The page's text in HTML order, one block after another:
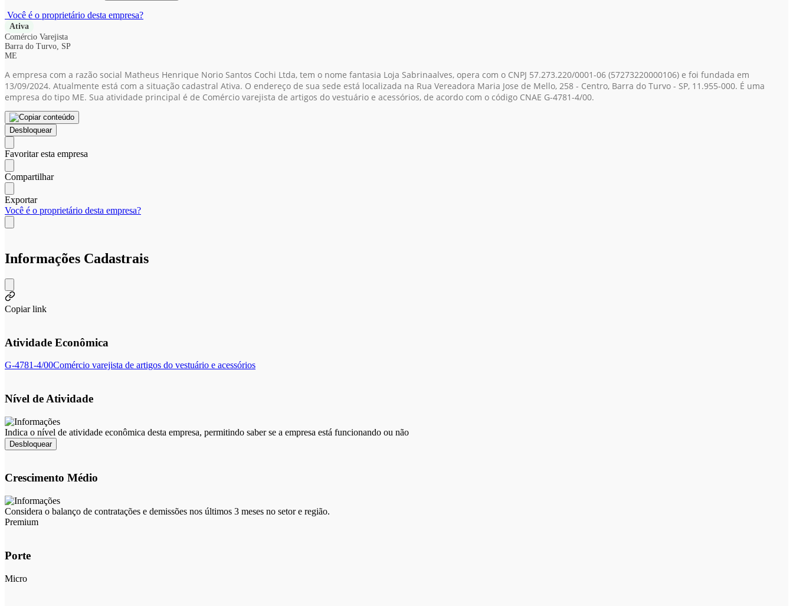
Você é o proprietário desta empresa?
Ativa
Comércio Varejista
Barra do Turvo, SP
ME
A empresa com a razão social Matheus Henrique Norio Santos Cochi Ltda, tem o nome fantasia Loja Sabrinaalves, opera com o CNPJ 57.273.220/0001-06 (57273220000106) e foi fundada em
13/09/2024. Atualmente está com a situação cadastral Ativa. O endereço de sua sede está localizada na Rua Vereadora Maria Jose de Mello, 258 - Centro, Barra do Turvo - SP, 11.955-000. É uma
empresa do tipo ME. Sua atividade principal é de Comércio varejista de artigos do vestuário e acessórios, de acordo com o código CNAE G-4781-4/00.
Desbloquear
Favoritar esta empresa
Compartilhar
Exportar
Você é o proprietário desta empresa?
Informações Cadastrais
Copiar link
Atividade Econômica
G-4781-4/00Comércio varejista de artigos do vestuário e acessórios
Nível de Atividade
Indica o nível de atividade econômica desta empresa, permitindo saber se a empresa está funcionando ou não
Desbloquear
Crescimento Médio
Considera o balanço de contratações e demissões nos últimos 3 meses no setor e região.
Premium
Porte
Micro